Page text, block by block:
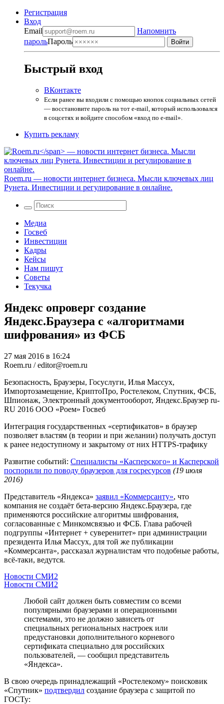
Регистрация
Вход
Email
Напомнить
парольПароль
Быстрый вход
ВКонтакте
Если ранее вы входили с помощью кнопок социальных сетей
— восстановите пароль на тот e-mail, который использовался
в соцсетях и войдите способом «вход по e-mail».
Купить рекламу
Roem.ru — новости интернет бизнеса. Мысли ключевых лиц
Рунета. Инвестиции и регулирование в онлайне.
Медиа
Госвеб
Инвестиции
Кадры
Кейсы
Нам пишут
Советы
Текучка
Яндекс опроверг создание
Яндекс.Браузера с «алгоритмами
шифрования» из ФСБ
27 мая 2016 в 16:24
Roem.ru / editor@roem.ru
Безопасность, Браузеры, Госуслуги, Илья Массух,
Импортозамещение, КриптоПро, Ростелеком, Спутник, ФСБ,
Шпионаж, Электронный документооборот, Яндекс.Браузер ru-
RU 2016 ООО «Роем» Госвеб
Интеграция государственных «сертификатов» в браузер
позволяет властям (в теории и при желании) получать доступ
к ранее недоступному и закрытому от них HTTPS-трафику
Развитие событий: Специалисты «Касперского» и Касперской
поспорили по поводу браузеров для госресурсов (19 июля
2016)
Представитель «Яндекса» заявил «Коммерсанту», что
компания не создаёт бета-версию Яндекс.Браузера, где
применяются российские алгоритмы шифрования,
согласованные с Минкомсвязью и ФСБ. Глава рабочей
подгруппы «Интернет + суверенитет» при администрации
президента Илья Массух, для той же публикации
«Коммерсанта», рассказал журналистам что подобные работы,
всё-таки, ведутся.
Новости СМИ2
Новости СМИ2
Любой сайт должен быть совместим со всеми
популярными браузерами и операционными
системами, это не должно зависеть от
специальных региональных настроек или
предустановки дополнительного корневого
сертификата специально для российских
пользователей, — сообщил представитель
«Яндекса».
В свою очередь принадлежащий «Ростелекому» поисковик
«Спутник» подтвердил создание браузера с защитой по
ГОСТу: